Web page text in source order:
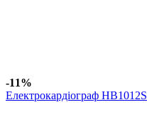
-11%
Електрокардіограф HB1012S